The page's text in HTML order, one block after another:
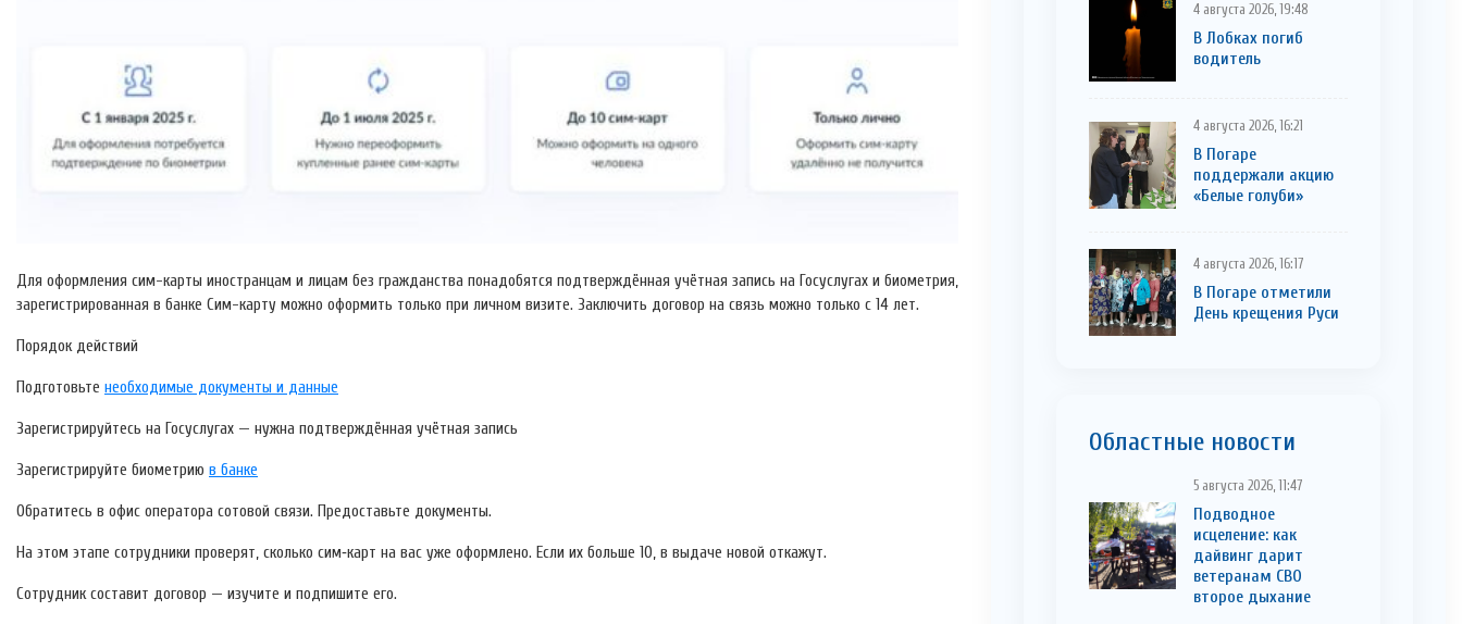
Для оформления сим-карты иностранцам и лицам без гражданства понадобятся подтверждённая учётная запись на Госуслугах и биометрия,
зарегистрированная в банке Сим-карту можно оформить только при личном визите. Заключить договор на связь можно только с 14 лет.
Порядок действий
Подготовьте необходимые документы и данные
Зарегистрируйтесь на Госуслугах — нужна подтверждённая учётная запись
Зарегистрируйте биометрию в банке
Обратитесь в офис оператора сотовой связи. Предоставьте документы.
На этом этапе сотрудники проверят, сколько сим‑карт на вас уже оформлено. Если их больше 10, в выдаче новой откажут.
Сотрудник составит договор — изучите и подпишите его.
4 августа 2026, 19:48
В Лобках погиб
водитель
4 августа 2026, 16:21
В Погаре
поддержали акцию
«Белые голуби»
4 августа 2026, 16:17
В Погаре отметили
День крещения Руси
Областные новости
5 августа 2026, 11:47
Подводное
исцеление: как
дайвинг дарит
ветеранам СВО
второе дыхание